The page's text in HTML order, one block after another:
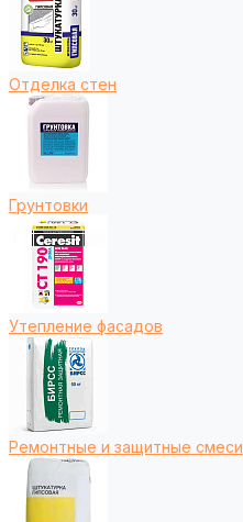
Отделка стен
Грунтовки
Утепление фасадов
Ремонтные и защитные смеси